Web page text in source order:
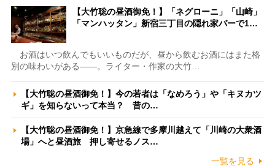
【大竹聡の昼酒御免！】「ネグローニ」「山崎」
「マンハッタン」新宿三丁目の隠れ家バーで1…
お酒はいつ飲んでもいいものだが、昼から飲むお酒にはまた格
別の味わいがある――。ライター・作家の大竹…
【大竹聡の昼酒御免！】今の若者は「なめろう」や「キヌカツ
ギ」を知らないって本当？ 昔の…
【大竹聡の昼酒御免！】京急線で多摩川越えて「川崎の大衆酒
場」へと昼酒旅 押し寄せるノス…
一覧を見る